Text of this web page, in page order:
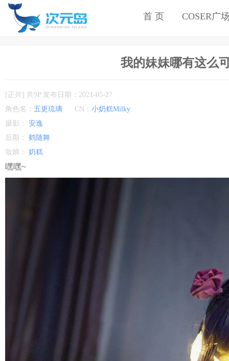
首 页 COSER广
我的妹妹哪有这么
[正片] 共9P 发布日期：2021-05-27
角色名： 五更琉璃 CN： 小奶糕Milky
摄影： 安逸
后期： 鹤随舞
妆娘： 奶糕
嘿嘿~